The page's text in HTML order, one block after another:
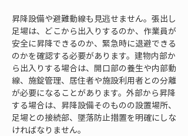
昇降設備や避難動線も見逃せません。張出し
足場は、どこから出入りするのか、作業員が
安全に昇降できるのか、緊急時に退避できる
のかを確認する必要があります。建物内部か
ら出入りする場合は、開口部の養生や内部動
線、施錠管理、居住者や施設利用者との分離
が必要になることがあります。外部から昇降
する場合は、昇降設備そのものの設置場所、
足場との接続部、墜落防止措置を明確にしな
ければなりません。